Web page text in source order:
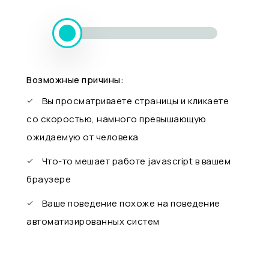
Возможные причины:
Вы просматриваете страницы и кликаете
со скоростью, намного превышающую
ожидаемую от человека
Что-то мешает работе javascript в вашем
браузере
Ваше поведение похоже на поведение
автоматизированных систем